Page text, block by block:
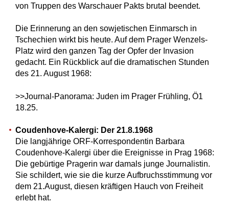
von Truppen des Warschauer Pakts brutal beendet.
Die Erinnerung an den sowjetischen Einmarsch in
Tschechien wirkt bis heute. Auf dem Prager Wenzels-
Platz wird den ganzen Tag der Opfer der Invasion
gedacht. Ein Rückblick auf die dramatischen Stunden
des 21. August 1968:
>>Journal-Panorama: Juden im Prager Frühling, Ö1
18.25.
Coudenhove-Kalergi: Der 21.8.1968
Die langjährige ORF-Korrespondentin Barbara
Coudenhove-Kalergi über die Ereignisse in Prag 1968:
Die gebürtige Pragerin war damals junge Journalistin.
Sie schildert, wie sie die kurze Aufbruchsstimmung vor
dem 21.August, diesen kräftigen Hauch von Freiheit
erlebt hat.